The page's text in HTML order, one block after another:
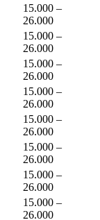
15.000 –
26.000
15.000 –
26.000
15.000 –
26.000
15.000 –
26.000
15.000 –
26.000
15.000 –
26.000
15.000 –
26.000
15.000 –
26.000